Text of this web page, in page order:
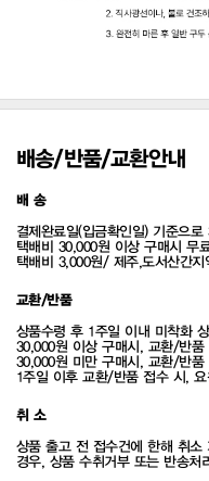
배송/반품/교환안내
배 송
결제완료일(입금확인일) 기준으
택배비 30,000원 이상 구매시 무
택배비 3,000원/ 제주,도서산간지
교환/반품
상품수령 후 1주일 이내 미착화
30,000원 이상 구매시, 교환/반품
30,000원 미만 구매시, 교환/반품
1주일 이후 교환/반품 접수 시, 요
취 소
상품 출고 전 접수건에 한해 취소
경우, 상품 수취거부 또는 반송처